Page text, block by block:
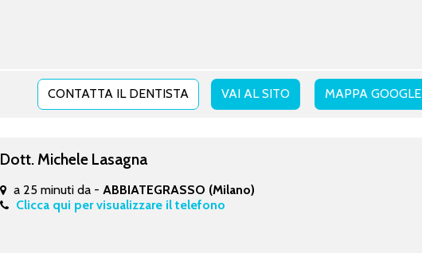
MAPPA GOOGLE
CONTATTA IL DENTISTA VAI AL SITO
Dott. Michele Lasagna
a 25 minuti da -ABBIATEGRASSO (Milano)
Clicca qui per visualizzare il telefono